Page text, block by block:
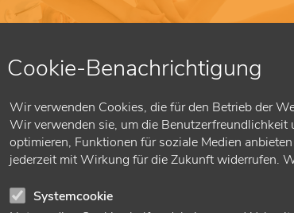
Cookie-Benachrichtigung
Wir verwenden Cookies, die für den Betrieb der
Wir verwenden sie, um die Benutzerfreundlichkeit
optimieren, Funktionen für soziale Medien
jederzeit mit Wirkung für die Zukunft widerrufen.
Systemcookie
©
ASV abrechnen
in Teams der Ambulanten Spezialfachärztlichen